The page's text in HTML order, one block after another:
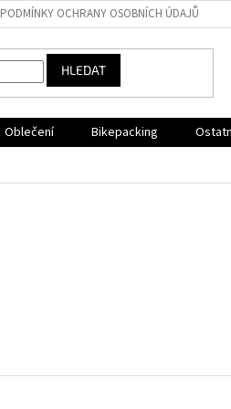
PODMÍNKY OCHRANY OSOBNÍCH ÚDAJŮ
HLEDAT
Oblečení Bikepacking